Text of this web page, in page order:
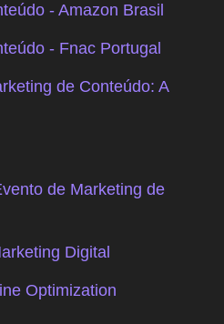
- Amazon Brasil
- Fnac Portugal
de Conteúdo: A
de Marketing de
Digital
Optimization